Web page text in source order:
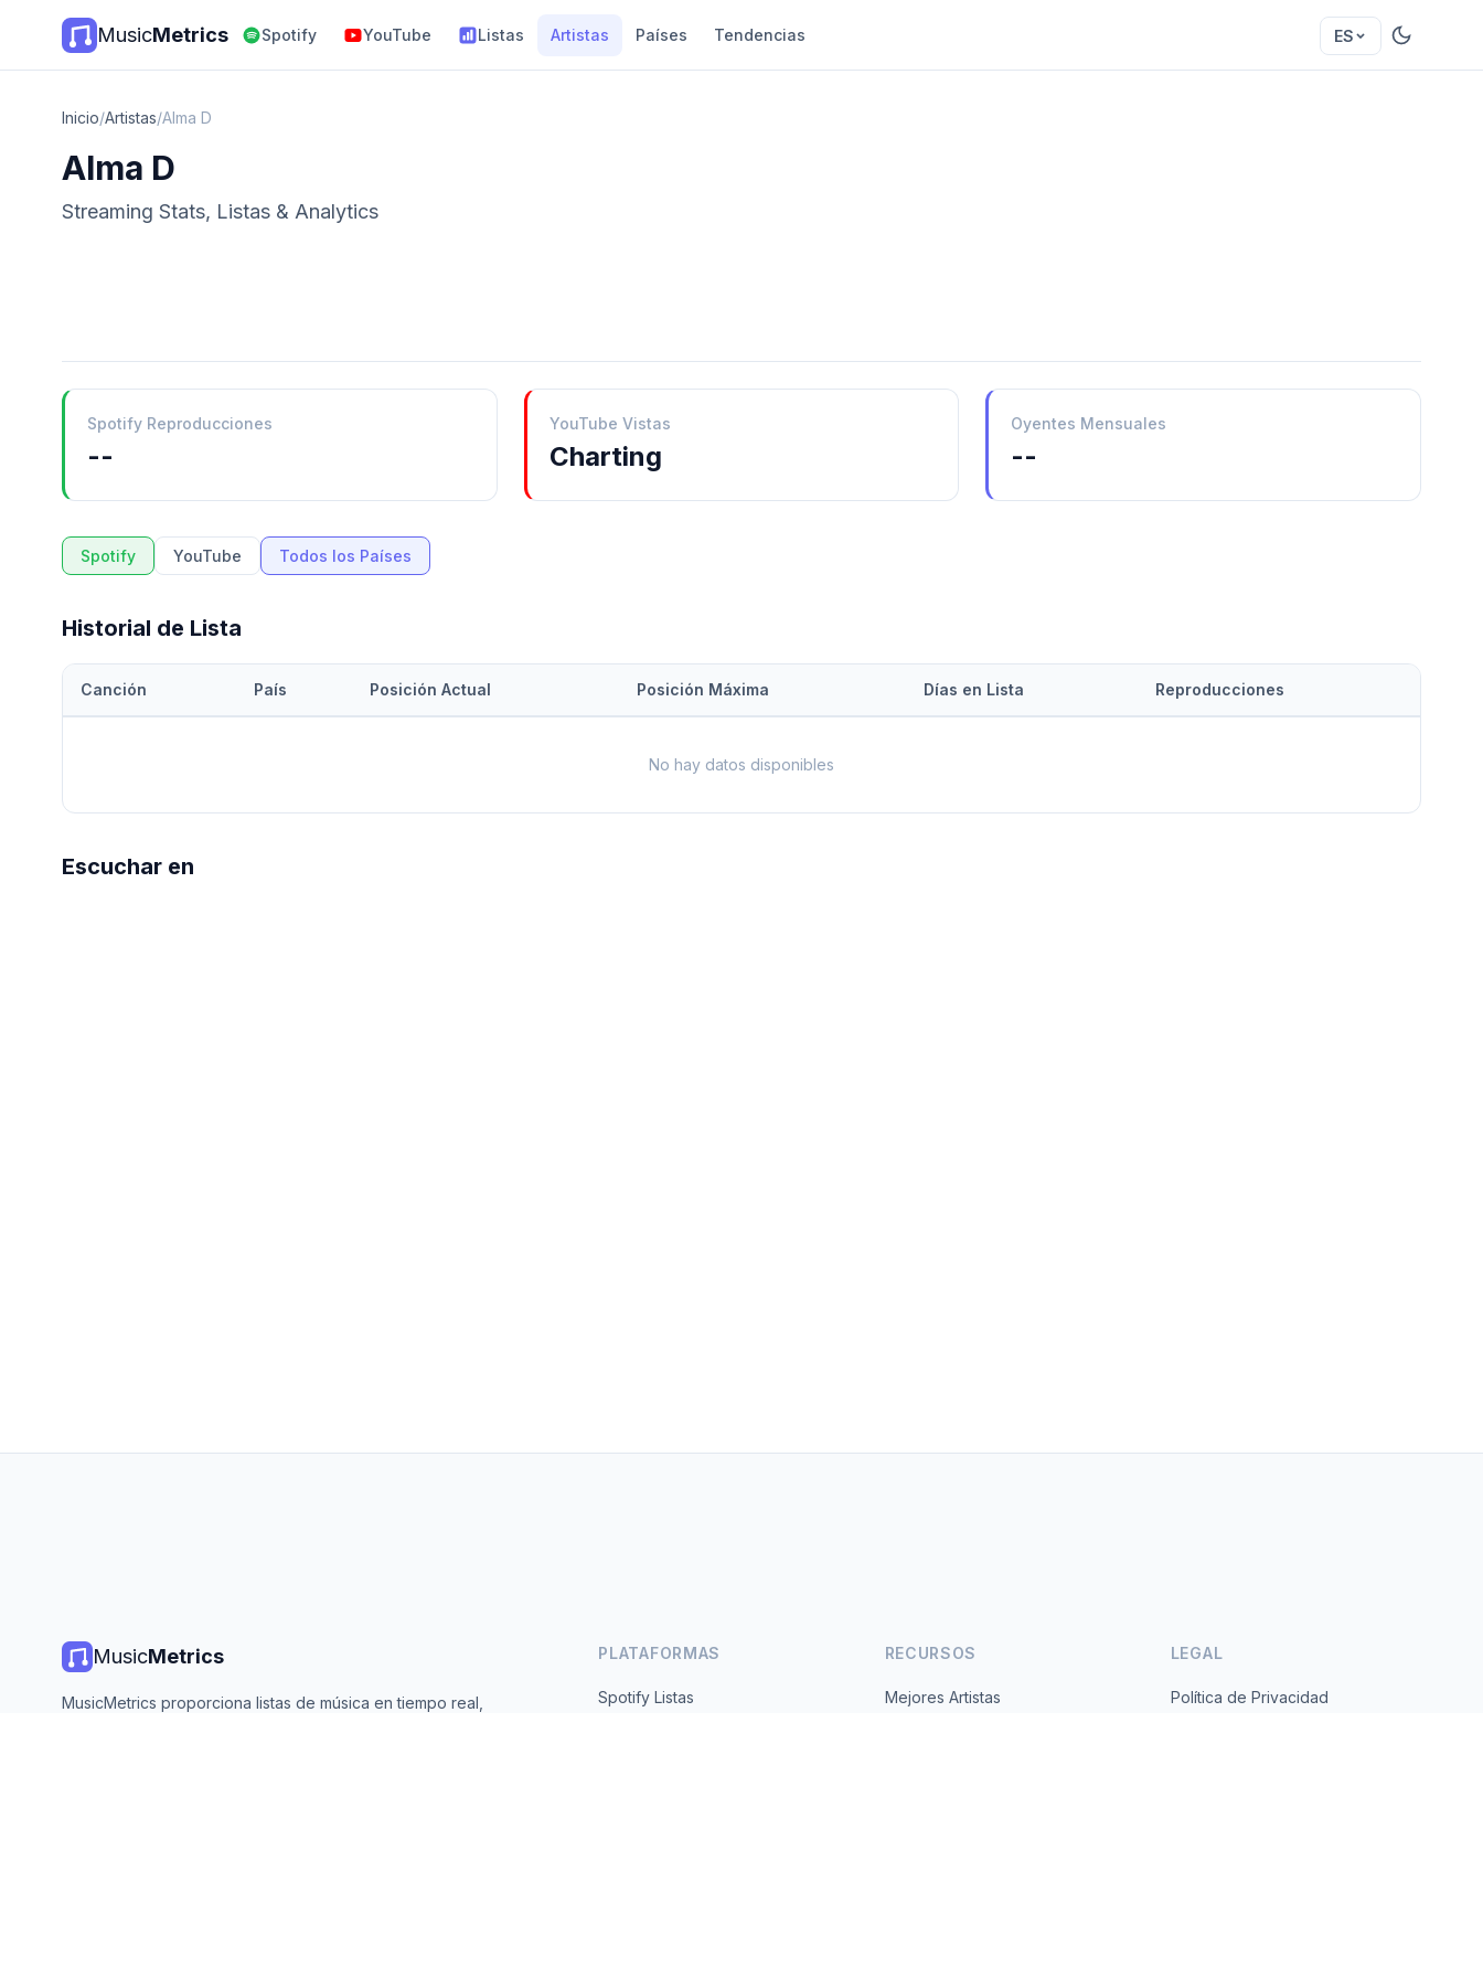
MusicMetrics Spotify YouTube Listas Artistas Países Tendencias ES
Inicio/Artistas/Alma D
Alma D
Streaming Stats, Listas & Analytics
Spotify Reproducciones
--
YouTube Vistas
Charting
Oyentes Mensuales
--
Spotify YouTube Todos los Países
Historial de Lista
Canción País Posición Actual Posición Máxima Días en Lista Reproducciones
No hay datos disponibles
Escuchar en
MusicMetrics
MusicMetrics proporciona listas de música en tiempo real,
PLATAFORMAS
Spotify Listas
RECURSOS
Mejores Artistas
LEGAL
Política de Privacidad